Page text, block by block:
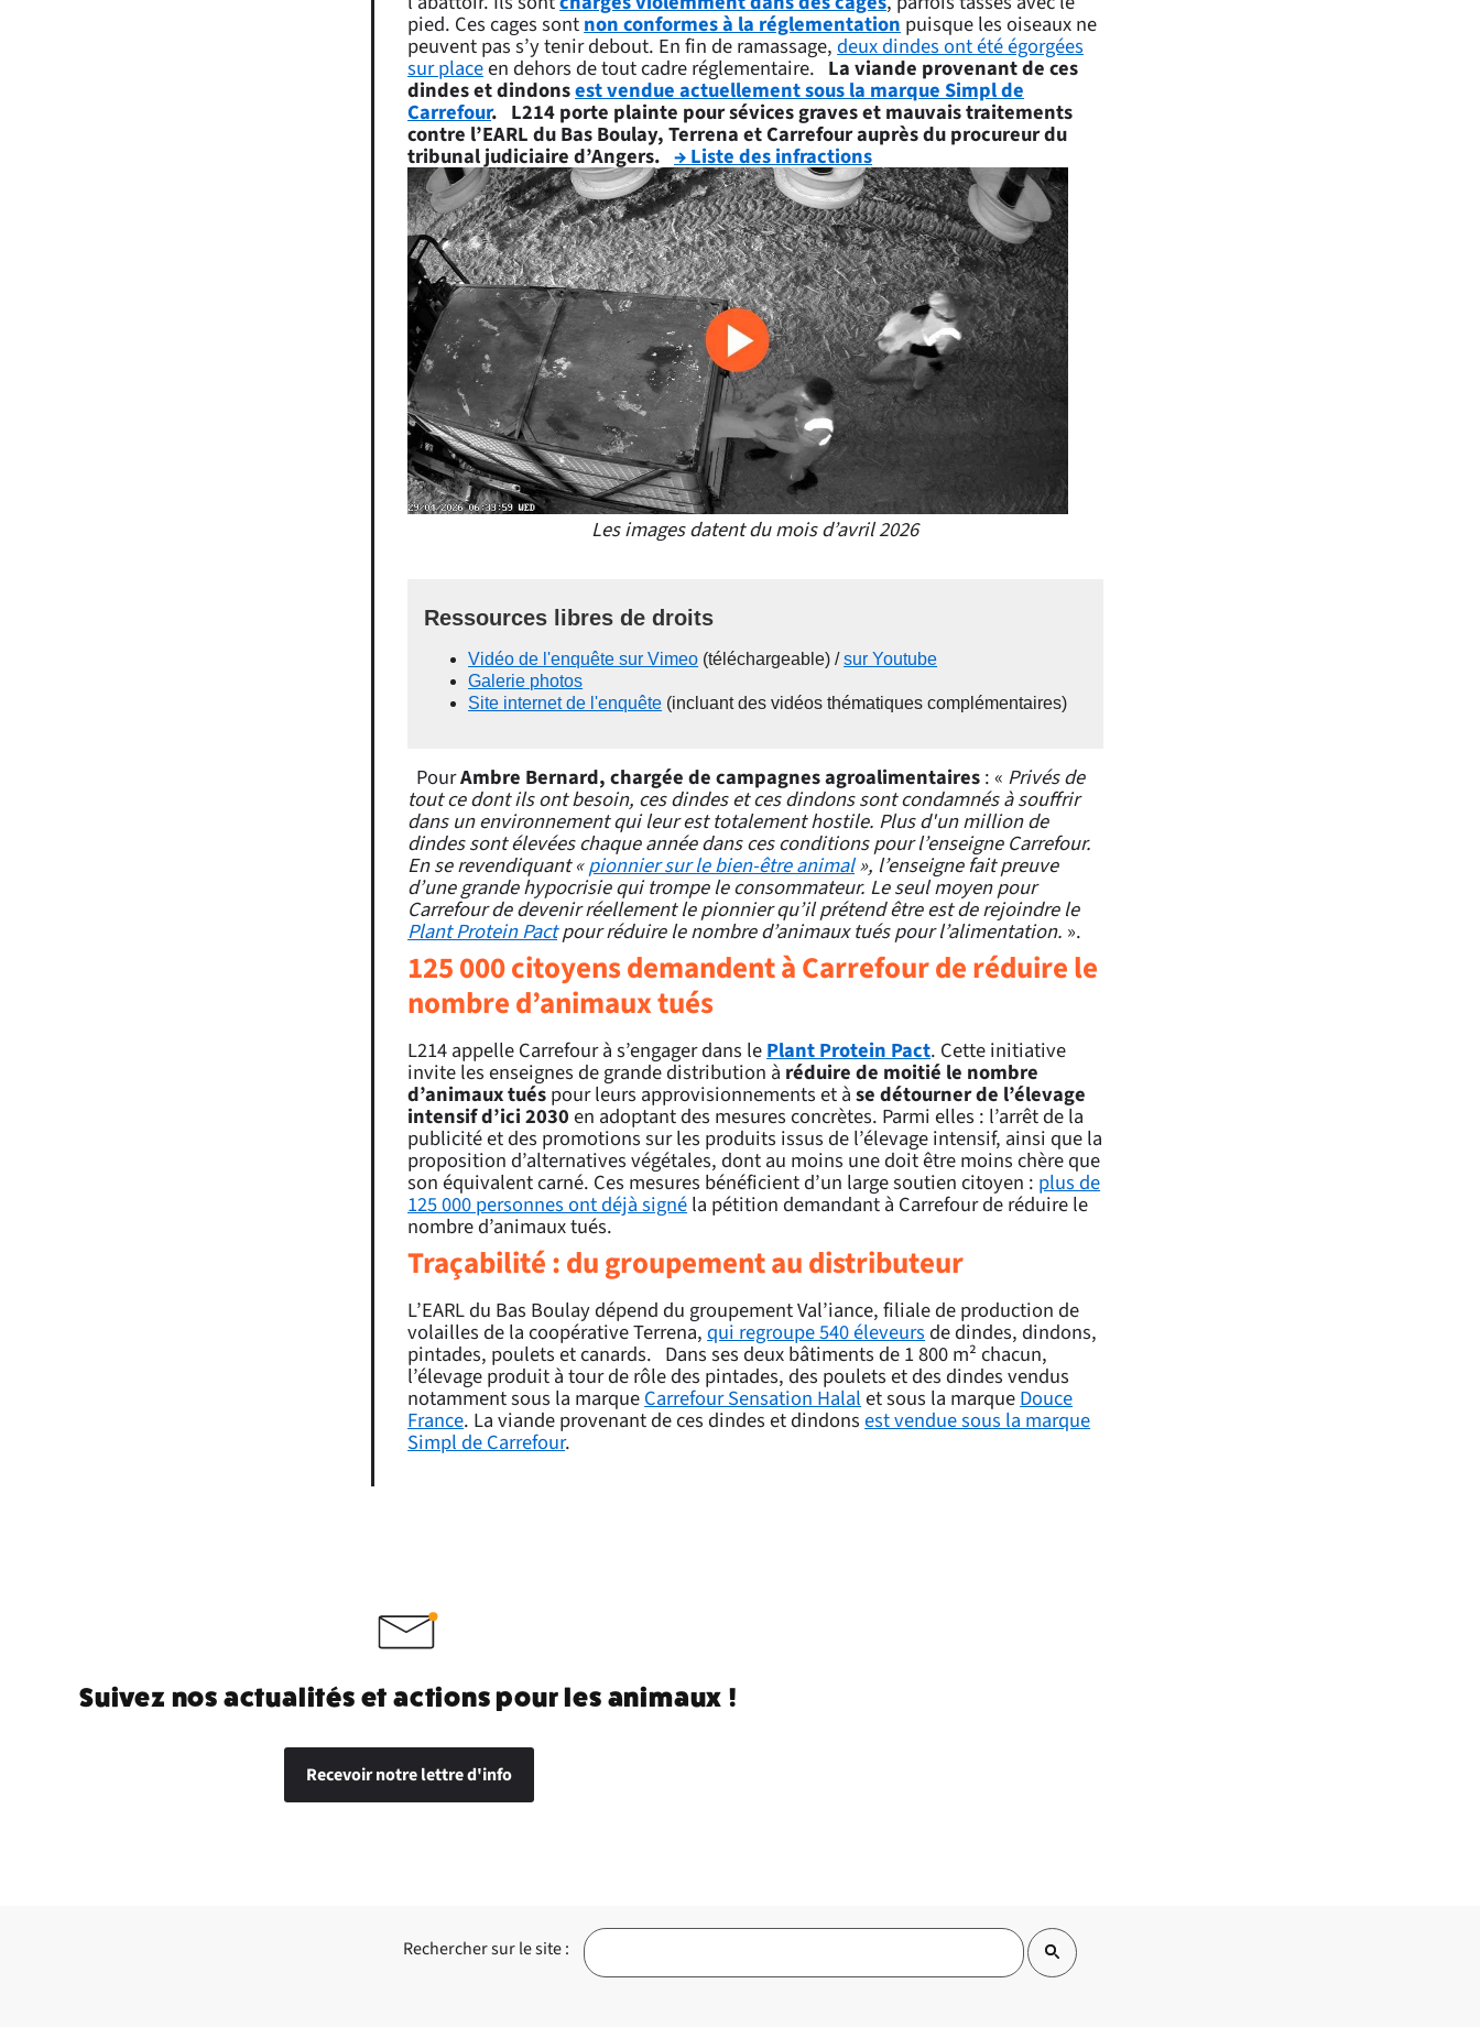
pied. Ces cages sontnon conformes à la réglementation puisque les oiseaux ne
peuvent pas s’y tenir debout. En fin de ramassage,deux dindes ont été égorgées
sur placeen dehors de tout cadre réglementaire. La viande provenant de ces
dindes et dindonsest vendue actuellement sous la marque Simpl de
Carrefour. L214 porte plainte pour sévices graves et mauvais traitements
contre l’EARL du Bas Boulay, Terrena et Carrefour auprès du procureur du
tribunal judiciaire d’Angers. → Liste des infractions
Les images datent du mois d’avril 2026
Ressources libres de droits
Vidéo de l'enquête sur Vimeo (téléchargeable) /sur Youtube
Galerie photos
Site internet de l'enquête (incluant des vidéos thématiques complémentaires)
PourAmbre Bernard, chargée de campagnes agroalimentaires: « Privés de
tout ce dont ils ont besoin, ces dindes et ces dindons sont condamnés à souffrir
dans un environnement qui leur est totalement hostile. Plus d'un million de
dindes sont élevées chaque année dans ces conditions pour l’enseigne Carrefour.
En se revendiquant «pionnier sur le bien-être animal», l’enseigne fait preuve
d’une grande hypocrisie qui trompe le consommateur. Le seul moyen pour
Carrefour de devenir réellement le pionnier qu’il prétend être est de rejoindre le
Plant Protein Pactpour réduire le nombre d’animaux tués pour l’alimentation. ».
125 000 citoyens demandent à Carrefour de réduire le
nombre d’animaux tués
L214 appelle Carrefour à s’engager dans lePlant Protein Pact. Cette initiative
invite les enseignes de grande distribution à réduire de moitié le nombre
d’animaux tuéspour leurs approvisionnements et àse détourner de l’élevage
intensif d’ici 2030en adoptant des mesures concrètes. Parmi elles : l’arrêt de la
publicité et des promotions sur les produits issus de l’élevage intensif, ainsi que la
proposition d’alternatives végétales, dont au moins une doit être moins chère que
son équivalent carné. Ces mesures bénéficient d’un large soutien citoyen : plus de
125 000 personnes ont déjà signéla pétition demandant à Carrefour de réduire le
nombre d’animaux tués.
Traçabilité : du groupement au distributeur
L’EARL du Bas Boulay dépend du groupement Val’iance, filiale de production de
volailles de la coopérative Terrena,qui regroupe 540 éleveursde dindes, dindons,
pintades, poulets et canards. Dans ses deux bâtiments de 1 800 m² chacun,
l’élevage produit à tour de rôle des pintades, des poulets et des dindes vendus
notamment sous la marqueCarrefour Sensation Halalet sous la marqueDouce
France. La viande provenant de ces dindes et dindonsest vendue sous la marque
Simpl de Carrefour.
Suivez nos actualités et actions pour les animaux !
Recevoir notre lettre d'info
Rechercher sur le site :